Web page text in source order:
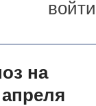
войти
на